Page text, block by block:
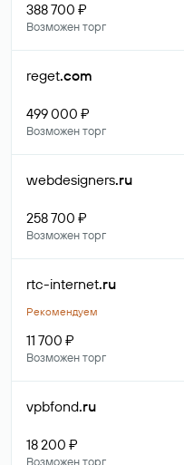
388 700 ₽
Возможен торг
reget.com
499 000 ₽
Возможен торг
webdesigners.ru
258 700 ₽
Возможен торг
rtc-internet.ru
Рекомендуем
11 700 ₽
Возможен торг
vpbfond.ru
18 200 ₽
Возможен торг